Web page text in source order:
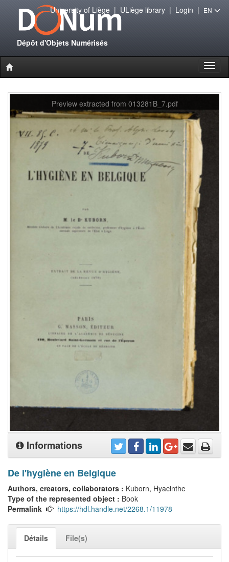
Dépôt d'Objets Numérisés
University of Liège| ULiège library| Login | EN
Preview extracted from 013281B_7.pdf
Informations
De l'hygiène en Belgique
Authors, creators, collaborators : Kuborn, Hyacinthe
Type of the represented object : Book
Permalink
https://hdl.handle.net/2268.1/11978
Détails File(s)